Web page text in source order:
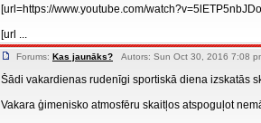
[url=https://www.youtube.com/
[url ...
Forums: Kas jaunāks? Autors: Sun Oct 30, 2016 7:08
Šādi vakardienas rudenīgi sportiskā diena izskatās
Vakara ģimenisko atmosfēru skaitļos atspoguļot